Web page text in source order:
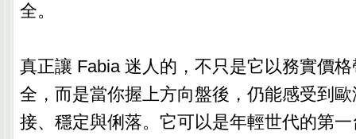
全。
真正讓 Fabia 迷人的，不只是它以務實價
全，而是當你握上方向盤後，仍能感受到
接、穩定與俐落。它可以是年輕世代的第